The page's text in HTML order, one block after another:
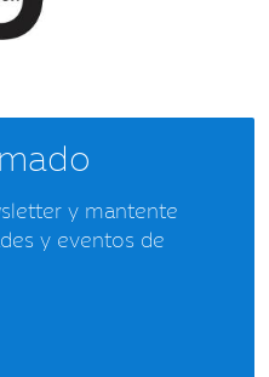
y mantente
y eventos de